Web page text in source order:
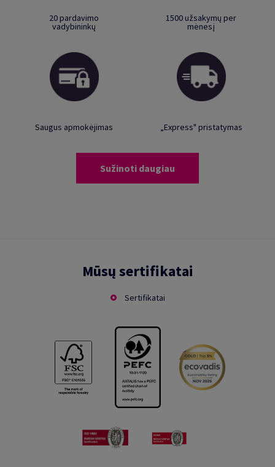
20 pardavimo
vadybininkų
1500 užsakymų per
mėnesį
Saugus apmokėjimas „Express" pristatymas
Sužinoti daugiau
Mūsų sertifikatai
Sertifikatai